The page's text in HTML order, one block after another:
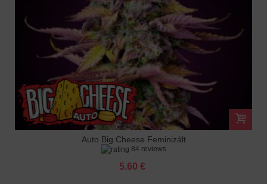
Auto Big Cheese Feminizált
84 reviews
5.60 €